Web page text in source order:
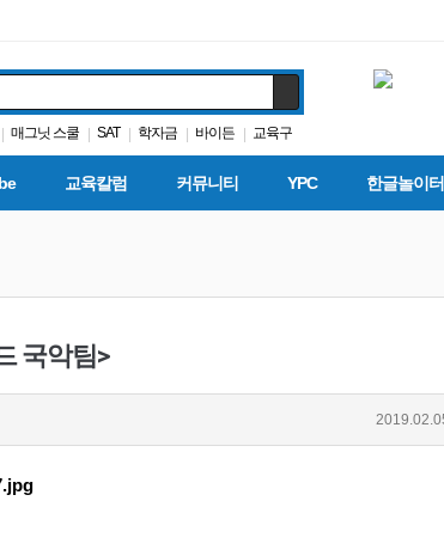
| 매그닛 스쿨 | SAT | 학자금 | 바이든 | 교육구
| 봉사활동 | 다카 | 휴교 | ACT
교육칼럼 커뮤니티 YPC 한글놀이터
국악팀>